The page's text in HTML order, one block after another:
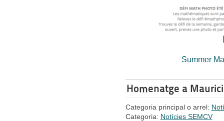
Summer
Homenatge a
Categoria principal o arrel:
Categoria: Notícies SEMCV